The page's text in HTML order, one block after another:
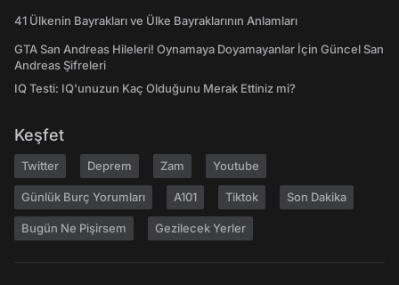
41 Ülkenin Bayrakları ve Ülke Bayraklarının Anlamları
GTA San Andreas Hileleri! Oynamaya Doyamayanlar İçin Güncel San
Andreas Şifreleri
IQ Testi: IQ'unuzun Kaç Olduğunu Merak Ettiniz mi?
Keşfet
Twitter Deprem Zam Youtube
Günlük Burç Yorumları A101 Tiktok Son Dakika
Bugün Ne Pişirsem Gezilecek Yerler